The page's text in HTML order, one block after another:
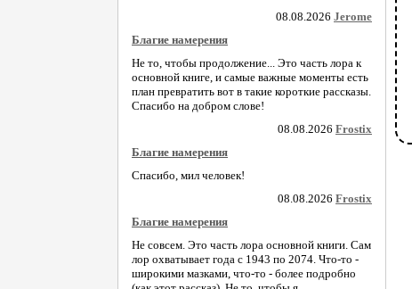
08.08.2026 Jerome
Благие намерения
Не то, чтобы продолжение... Это часть лора к
основной книге, и самые важные моменты есть
план превратить вот в такие короткие рассказы.
Спасибо на добром слове!
08.08.2026 Frostix
Благие намерения
Спасибо, мил человек!
08.08.2026 Frostix
Благие намерения
Не совсем. Это часть лора основной книги. Сам
лор охватывает года с 1943 по 2074. Что-то -
широкими мазками, что-то - более подробно